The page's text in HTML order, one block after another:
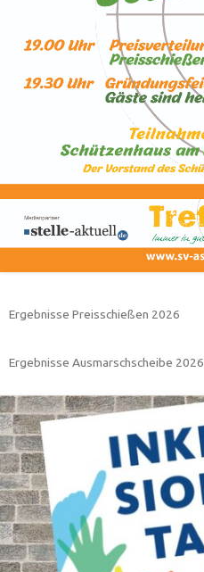
Ergebnisse Preisschießen 2026
Ergebnisse Ausmarschscheibe 2026